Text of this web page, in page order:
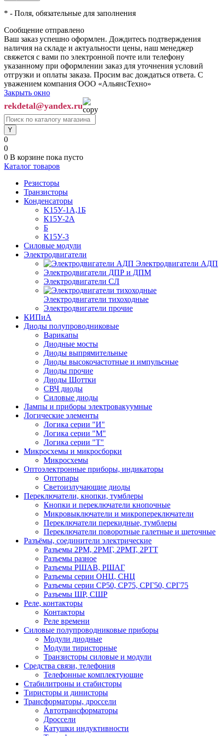
* - Поля, обязательные для заполнения
Сообщение отправлено
Ваш заказ успешно оформлен. Дождитесь подтверждения
наличия на складе и актуальности цены, наш менеджер
свяжется с вами по электронной почте или телефону
указанному при оформлении заказ для уточнения условий
отгрузки и оплаты заказа. Просим вас дождаться ответа. С
уважением компания ООО «АльянсТехно»
Закрыть окно
rekdetal@yandex.ru
0
0
0 В корзине пока пусто
Каталог товаров
Резисторы
Транзисторы
Конденсаторы
K15У-1А,1Б
К15У-2А
Б
К15У-3
Силовые модули
Электродвигатели
Электродвигатели АДП
Электродвигатели ДПР и ДПМ
Электродвигатели СЛ
Электродвигатели тихоходные
Электродвигатели прочие
КИПиА
Диоды полупроводниковые
Варикапы
Диодные мосты
Диоды выпрямительные
Диоды высокочастотные и импульсные
Диоды прочие
Диоды Шоттки
СВЧ диоды
Силовые диоды
Лампы и приборы электровакуумные
Логические элементы
Логика серии "И"
Логика серии "М"
Логика серии "Т"
Микросхемы и микросборки
Микросхемы
Оптоэлектронные приборы, индикаторы
Оптопары
Светоизлучающие диоды
Переключатели, кнопки, тумблеры
Кнопки и переключатели кнопочные
Микровыключатели и микропереключатели
Переключатели перекидные, тумблеры
Переключатели поворотные галетные и щеточные
Разъёмы, соединители электрические
Разъемы 2РМ, 2РМГ, 2РМТ, 2РТТ
Разъемы разное
Разъемы РШАВ, РШАГ
Разъемы серии ОНЦ, СНЦ
Разъемы серии СР50, СР75, СРГ50, СРГ75
Разъемы ШР, СШР
Реле, контакторы
Контакторы
Реле времени
Силовые полупроводниковые приборы
Модули диодные
Модули тиристорные
Транзисторы силовые и модули
Средства связи, телефония
Телефонные комплектующие
Стабилитроны и стабисторы
Тиристоры и динисторы
Трансформаторы, дроссели
Автотрансформаторы
Дроссели
Катушки индуктивности